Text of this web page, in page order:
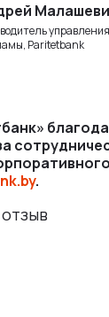
Paritetbank
.